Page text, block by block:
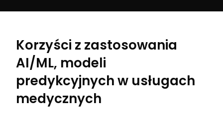
Korzyści z zastosowania
AI/ML, modeli
predykcyjnych w usługach
medycznych